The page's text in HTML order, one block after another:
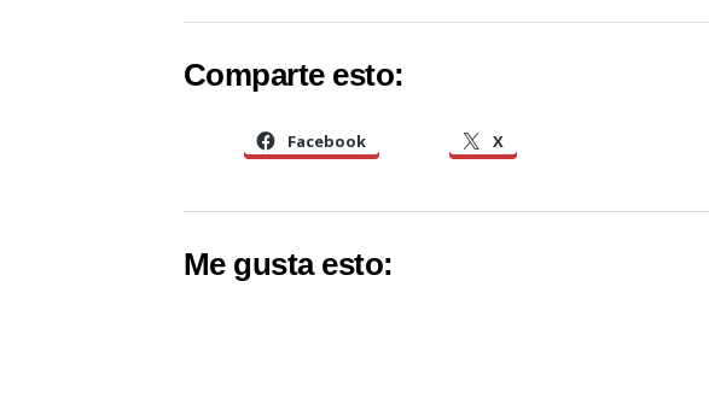
Comparte esto:
Facebook X
Me gusta esto: